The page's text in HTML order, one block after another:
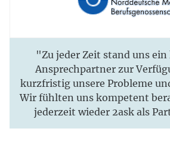
"Zu jeder Zeit stand uns
Ansprechpartner zur
kurzfristig unsere Probleme
Wir fühlten uns kompetent
jederzeit wieder 2ask als